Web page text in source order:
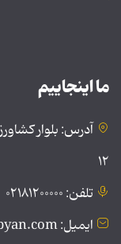
ما اینجاییم
آدرس: بلوار
۱۲
تلفن: ۰۲۱۸۱۲۰۰۰۰۰
ایمیل: public@tebyan.com